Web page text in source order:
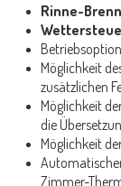
Rinne-
Betriebsoption
Möglichkeit
zusätzlichen
Möglichkeit
die
Möglichkeit
Zimmer-